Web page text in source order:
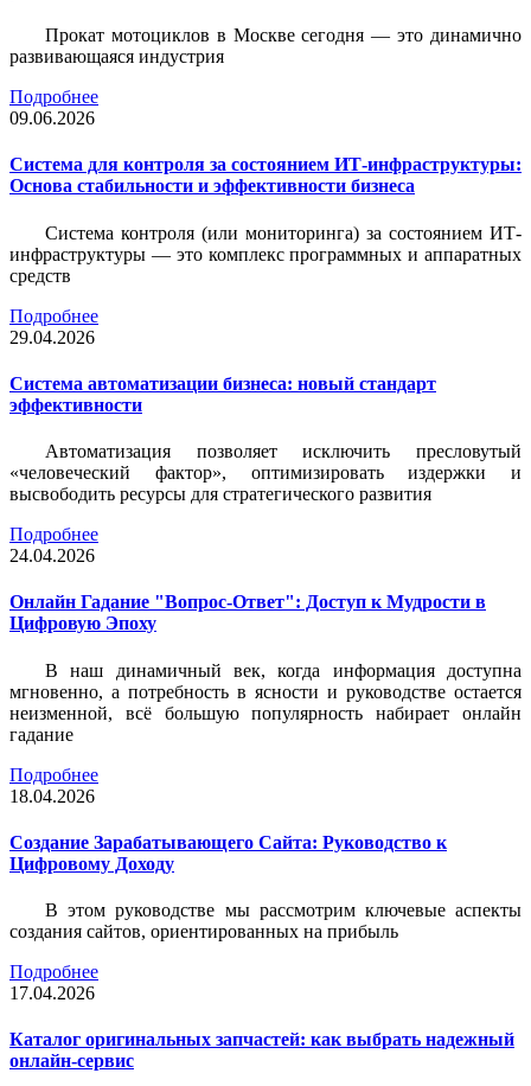
Прокат мотоциклов в Москве сегодня — это динамично
развивающаяся индустрия
Подробнее
09.06.2026
Система для контроля за состоянием ИТ-инфраструктуры:
Основа стабильности и эффективности бизнеса
Система контроля (или мониторинга) за состоянием ИТ-
инфраструктуры — это комплекс программных и аппаратных
средств
Подробнее
29.04.2026
Система автоматизации бизнеса: новый стандарт
эффективности
Автоматизация позволяет исключить пресловутый
«человеческий фактор», оптимизировать издержки и
высвободить ресурсы для стратегического развития
Подробнее
24.04.2026
Онлайн Гадание "Вопрос-Ответ": Доступ к Мудрости в
Цифровую Эпоху
В наш динамичный век, когда информация доступна
мгновенно, а потребность в ясности и руководстве остается
неизменной, всё большую популярность набирает онлайн
гадание
Подробнее
18.04.2026
Создание Зарабатывающего Сайта: Руководство к
Цифровому Доходу
В этом руководстве мы рассмотрим ключевые аспекты
создания сайтов, ориентированных на прибыль
Подробнее
17.04.2026
Каталог оригинальных запчастей: как выбрать надежный
онлайн-сервис